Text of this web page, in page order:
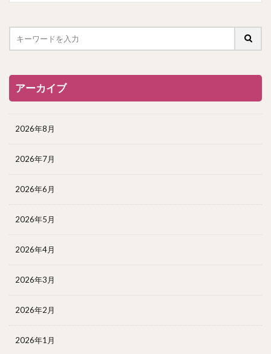
アーカイブ
2026年8月
2026年7月
2026年6月
2026年5月
2026年4月
2026年3月
2026年2月
2026年1月